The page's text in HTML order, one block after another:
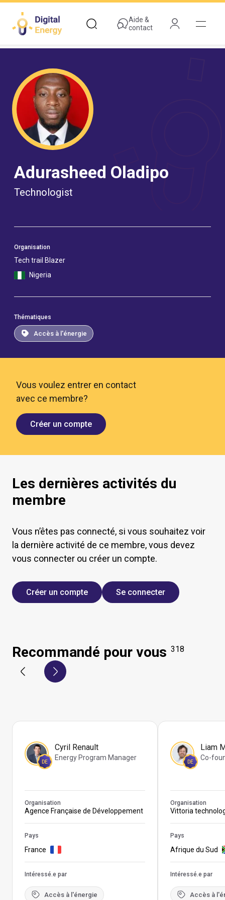
contenu
principal
Aide &
contact
Adurasheed Oladipo
Technologist
Organisation
Tech trail Blazer
Nigeria
Thématiques
Accès à l'énergie
Vous voulez entrer en contact
avec ce membre?
Créer un compte
Les dernières activités du
membre
Vous n’êtes pas connecté, si vous souhaitez voir
la dernière activité de ce membre, vous devez
vous connecter ou créer un compte.
Créer un compte Se connecter
Recommandé pour vous 318
DE
Cyril Renault
Energy Program Manager
Organisation
Agence Française de Développement
Pays
France
Intéressé.e par
Accès à l'énergie
DE
Liam
Co-
Organisation
Vittoria
Pays
Afrique du Sud
Intéressé.e par
Accès à